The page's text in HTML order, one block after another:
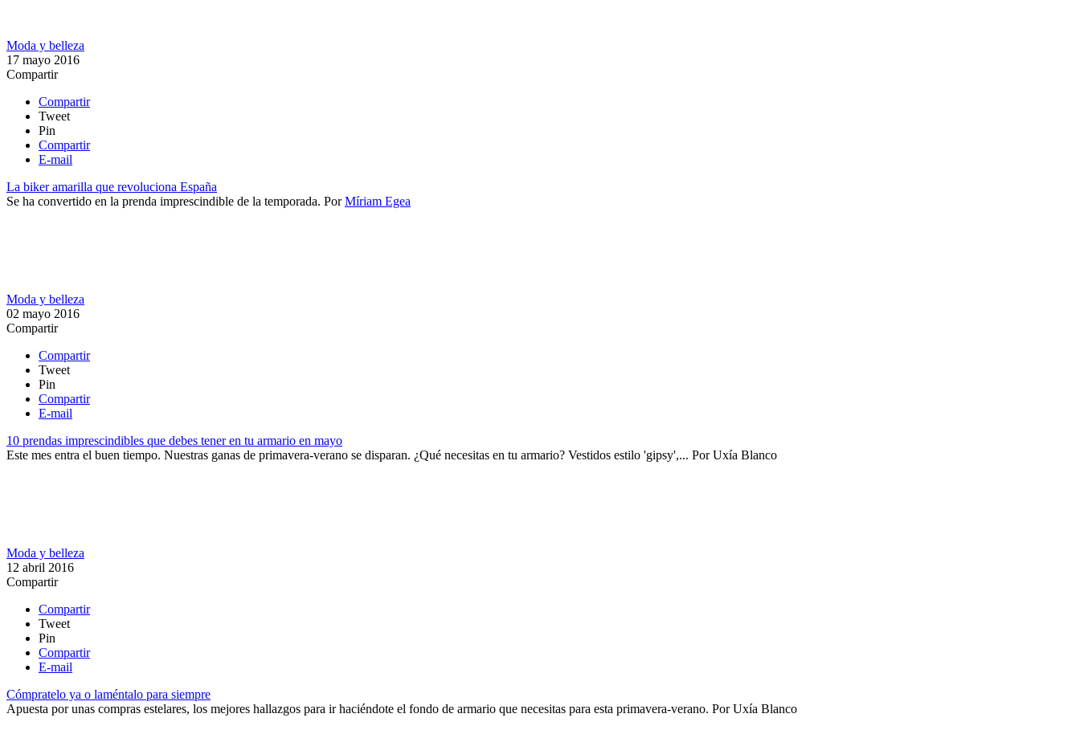
Moda y belleza
17 mayo 2016
Compartir
Compartir
Tweet
Pin
Compartir
E-mail
La biker amarilla que revoluciona España
Se ha convertido en la prenda imprescindible de la temporada. PorMíriam Egea
Moda y belleza
02 mayo 2016
Compartir
Compartir
Tweet
Pin
Compartir
E-mail
10 prendas imprescindibles que debes tener en tu armario en mayo
Este mes entra el buen tiempo. Nuestras ganas de primavera-verano se disparan. ¿Qué necesitas en tu armario? Vestidos estilo 'gipsy',... PorUxía Blanco
Moda y belleza
12 abril 2016
Compartir
Compartir
Tweet
Pin
Compartir
E-mail
Cómpratelo ya o laméntalo para siempre
Apuesta por unas compras estelares, los mejores hallazgos para ir haciéndote el fondo de armario que necesitas para esta primavera-verano. PorUxía Blanco